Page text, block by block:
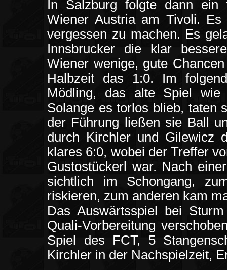
In Salzburg folgte dann ein
Wiener Austria am Tivoli.
vergessen zu machen. Es
Innsbrucker die klar
Wiener wenige, gute
Halbzeit das 1:0. Im
Mödling, das alte Spiel wie
Solange es torlos blieb, taten
der Führung ließen sie Ball
durch Kirchler und Gilewicz
klares 6:0, wobei der Treffer
Gustostückerl war. Nach
sichtlich im Schongang,
riskieren, zum anderen kam
Das Auswärtsspiel bei
Quali-Vorbereitung
Spiel des FCT, 5
Kirchler in der Nachspielzeit,